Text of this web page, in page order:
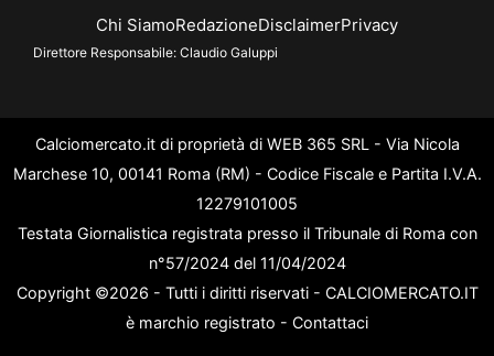
Chi SiamoRedazioneDisclaimerPrivacy
Direttore Responsabile: Claudio Galuppi
Calciomercato.it di proprietà di WEB 365 SRL - Via Nicola
Marchese 10, 00141 Roma (RM) - Codice Fiscale e Partita I.V.A.
12279101005
Testata Giornalistica registrata presso il Tribunale di Roma con
n°57/2024 del 11/04/2024
Copyright ©2026 - Tutti i diritti riservati - CALCIOMERCATO.IT
è marchio registrato - Contattaci